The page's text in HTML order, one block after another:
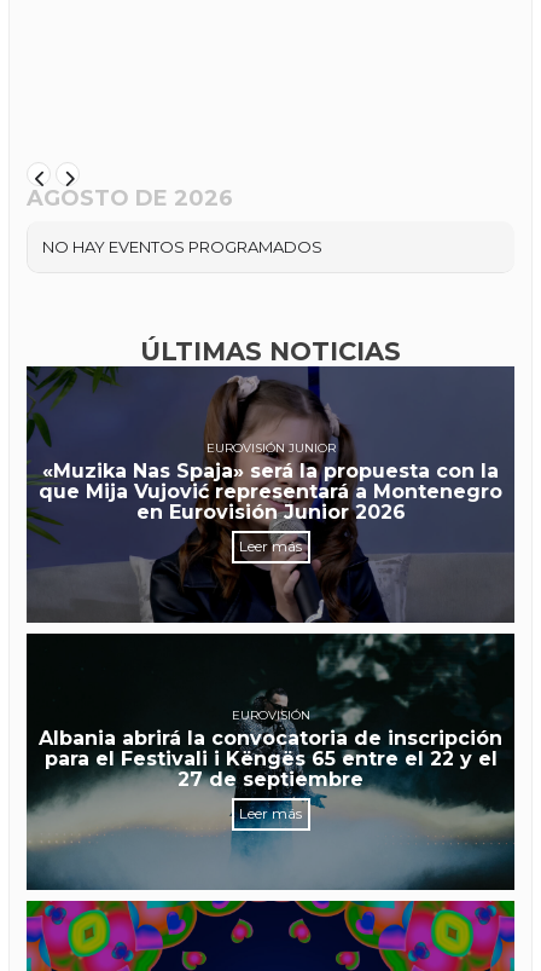
AGOSTO DE 2026
NO HAY EVENTOS PROGRAMADOS
ÚLTIMAS NOTICIAS
EUROVISIÓN JUNIOR
«Muzika Nas Spaja» será la propuesta con la
que Mija Vujović representará a Montenegro
en Eurovisión Junior 2026
Leer más
EUROVISIÓN
Albania abrirá la convocatoria de inscripción
para el Festivali i Këngës 65 entre el 22 y el
27 de septiembre
Leer más